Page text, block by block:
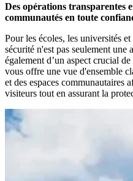
Des opérations transparentes
communautés en toute
Pour les écoles, les universités
sécurité n'est pas seulement
également d’un aspect crucial
vous offre une vue d'ensemble
et des espaces communautaires
visiteurs tout en assurant la